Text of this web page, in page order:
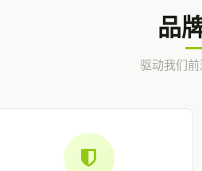
品
驱动我们